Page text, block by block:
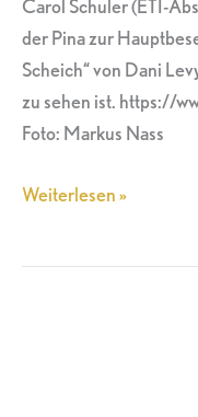
Carol Schuler (ETI-
der Pina zur
Scheich“ von Dani
zu sehen ist. https://
Foto: Markus Nass
Weiterlesen »